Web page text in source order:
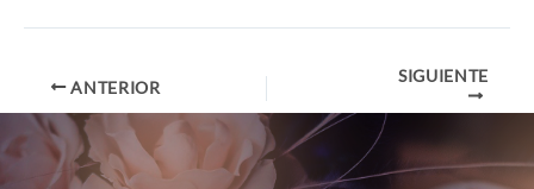
Navegación
de
entradas
ANTERIOR
SIGUIENTE